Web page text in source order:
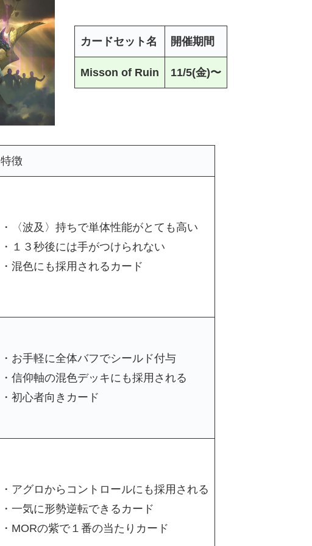
カードセット名 開催期間
Misson of Ruin 11/5(金)〜
特徴
・〈波及〉持ちで単体性能がとても高い
・１３秒後には手がつけられない
・混色にも採用されるカード
・お手軽に全体バフでシールド付与
・信仰軸の混色デッキにも採用される
・初心者向きカード
・アグロからコントロールにも採用される
・一気に形勢逆転できるカード
・MORの紫で１番の当たりカード